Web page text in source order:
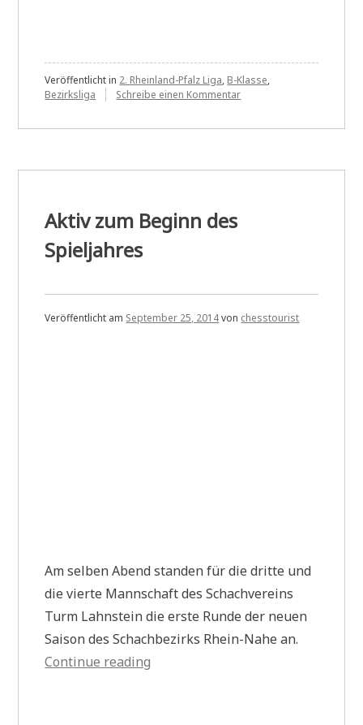
Veröffentlicht in 2. Rheinland-Pfalz Liga, B-Klasse,
Bezirksliga
Schreibe einen Kommentarzu
Aktiv zum Beginn des
Spieljahres
Veröffentlicht am September 25, 2014von chesstourist
Am selben Abend standen für die dritte und
die vierte Mannschaft des Schachvereins
Turm Lahnstein die erste Runde der neuen
Saison des Schachbezirks Rhein-Nahe an.
Continue reading